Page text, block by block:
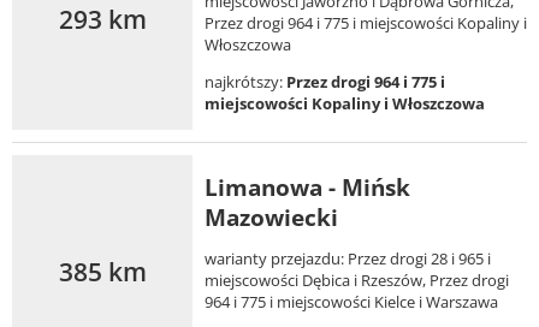
293 km
Przez drogi 964 i 775 i miejscowości Kopaliny i
Włoszczowa
najkrótszy: Przez drogi 964 i 775 i
miejscowości Kopaliny i Włoszczowa
385 km
Limanowa - Mińsk
Mazowiecki
warianty przejazdu: Przez drogi 28 i 965 i
miejscowości Dębica i Rzeszów, Przez drogi
964 i 775 i miejscowości Kielce i Warszawa